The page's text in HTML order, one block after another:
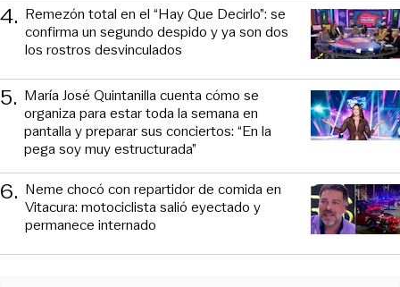
4. Remezón total en el “Hay Que Decirlo”: se
confirma un segundo despido y ya son dos
los rostros desvinculados
5. María José Quintanilla cuenta cómo se
organiza para estar toda la semana en
pantalla y preparar sus conciertos: “En la
pega soy muy estructurada”
6. Neme chocó con repartidor de comida en
Vitacura: motociclista salió eyectado y
permanece internado